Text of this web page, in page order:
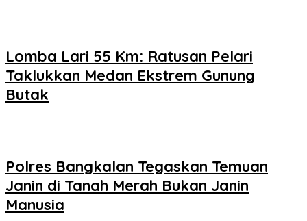
Lomba Lari 55 Km: Ratusan Pelari
Taklukkan Medan Ekstrem Gunung
Butak
Polres Bangkalan Tegaskan Temuan
Janin di Tanah Merah Bukan Janin
Manusia